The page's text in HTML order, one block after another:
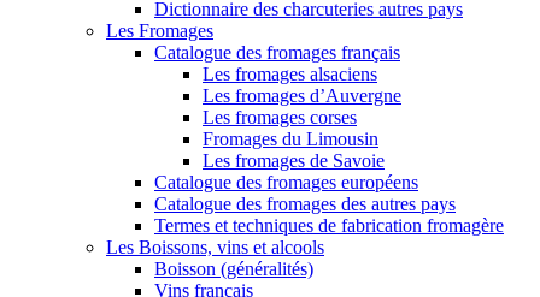
Dictionnaire des charcuteries autres pays
Les Fromages
Catalogue des fromages français
Les fromages alsaciens
Les fromages d’Auvergne
Les fromages corses
Fromages du Limousin
Les fromages de Savoie
Catalogue des fromages européens
Catalogue des fromages des autres pays
Termes et techniques de fabrication fromagère
Les Boissons, vins et alcools
Boisson (généralités)
Vins français